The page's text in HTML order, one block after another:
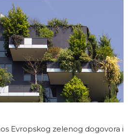
Evropskog zelenog dogovora i